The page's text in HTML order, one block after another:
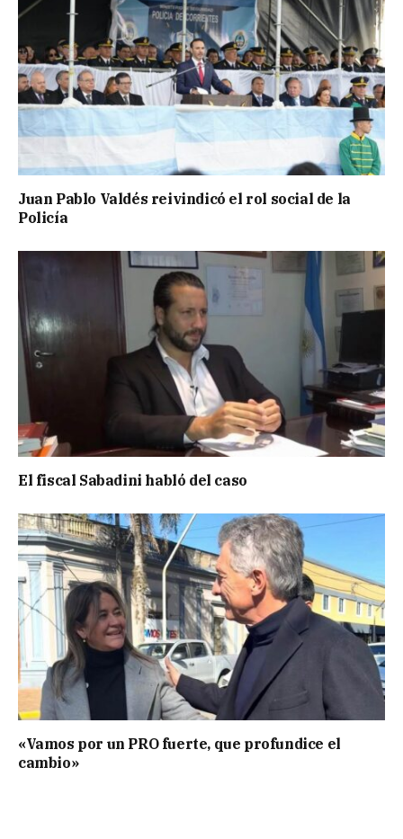
Juan Pablo Valdés reivindicó el rol social de la
Policía
El fiscal Sabadini habló del caso
«Vamos por un PRO fuerte, que profundice el
cambio»